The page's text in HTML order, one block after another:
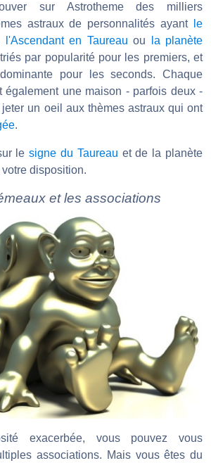
sur Astrotheme des milliers
astraux de personnalités ayant
le
l'Ascendant en Taureau ou
la planète
par popularité pour les premiers, et
pour les seconds. Chaque
également une maison - parfois deux -
un oeil aux thèmes astraux qui ont
.
lesigne du Taureau et de la planète
disposition.
et les associations
exacerbée, vous pouvez vous
associations. Mais vous êtes du